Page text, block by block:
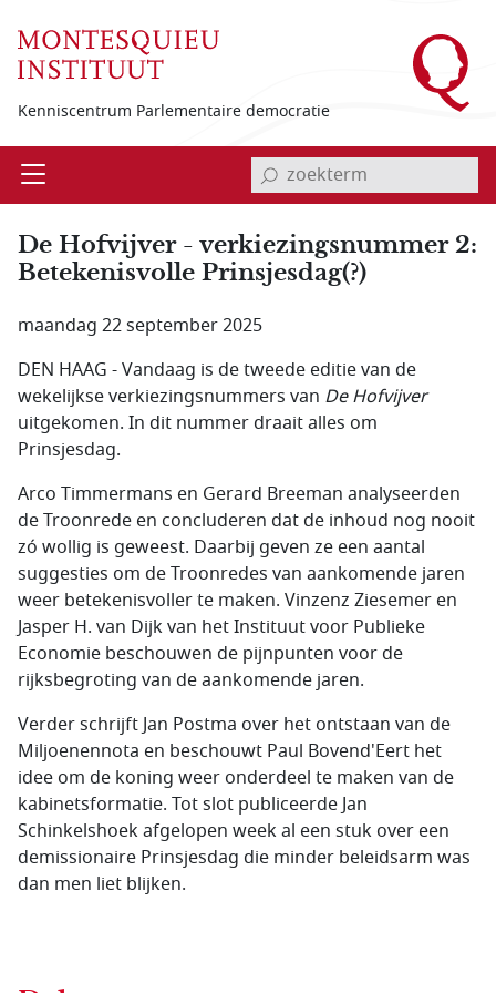
Kenniscentrum Parlementaire democratie
Open invoerveld zoekterm
De Hofvijver - verkiezingsnummer 2:
Betekenisvolle Prinsjesdag(?)
maandag 22 september 2025
DEN HAAG - Vandaag is de tweede editie van de
wekelijkse verkiezingsnummers van De Hofvijver
uitgekomen. In dit nummer draait alles om
Prinsjesdag.
Arco Timmermans en Gerard Breeman analyseerden
de Troonrede en concluderen dat de inhoud nog nooit
zó wollig is geweest. Daarbij geven ze een aantal
suggesties om de Troonredes van aankomende jaren
weer betekenisvoller te maken. Vinzenz Ziesemer en
Jasper H. van Dijk van het Instituut voor Publieke
Economie beschouwen de pijnpunten voor de
rijksbegroting van de aankomende jaren.
Verder schrijft Jan Postma over het ontstaan van de
Miljoenennota en beschouwt Paul Bovend'Eert het
idee om de koning weer onderdeel te maken van de
kabinetsformatie. Tot slot publiceerde Jan
Schinkelshoek afgelopen week al een stuk over een
demissionaire Prinsjesdag die minder beleidsarm was
dan men liet blijken.